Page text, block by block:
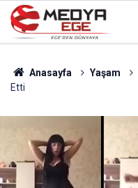
Anasayfa Yaşam
Etti